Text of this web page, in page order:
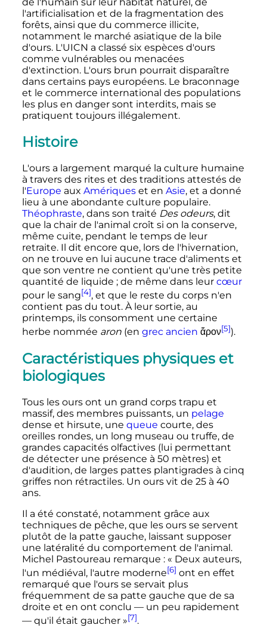
l'artificialisation et de la fragmentation des
forêts, ainsi que du commerce illicite,
notamment le marché asiatique de la bile
d'ours. L'UICN a classé six espèces d'ours
comme vulnérables ou menacées
d'extinction. L'ours brun pourrait disparaître
dans certains pays européens. Le braconnage
et le commerce international des populations
les plus en danger sont interdits, mais se
pratiquent toujours illégalement.
Histoire
L'ours a largement marqué la culture humaine
à travers des rites et des traditions attestés de
l'Europe aux Amériqueset en Asie, et a donné
lieu à une abondante culture populaire.
Théophraste, dans son traité Des odeurs, dit
que la chair de l'animal croît si on la conserve,
même cuite, pendant le temps de leur
retraite. Il dit encore que, lors de l'hivernation,
on ne trouve en lui aucune trace d'aliments et
que son ventre ne contient qu'une très petite
quantité de liquide ; de même dans leur cœur
pour le sang[4], et que le reste du corps n'en
contient pas du tout. À leur sortie, au
printemps, ils consomment une certaine
herbe nommée aron(en grec ancien ἄρον[5]).
Caractéristiques physiques et
biologiques
Tous les ours ont un grand corps trapu et
massif, des membres puissants, un pelage
dense et hirsute, une queue courte, des
oreilles rondes, un long museau ou truffe, de
grandes capacités olfactives (lui permettant
de détecter une présence à 50 mètres) et
d'audition, de larges pattes plantigrades à cinq
griffes non rétractiles. Un ours vit de 25 à 40
ans.
Il a été constaté, notamment grâce aux
techniques de pêche, que les ours se servent
plutôt de la patte gauche, laissant supposer
une latéralité du comportement de l'animal.
Michel Pastoureau remarque : « Deux auteurs,
l'un médiéval, l'autre moderne[6] ont en effet
remarqué que l'ours se servait plus
fréquemment de sa patte gauche que de sa
droite et en ont conclu — un peu rapidement
— qu'il était gaucher »[7].